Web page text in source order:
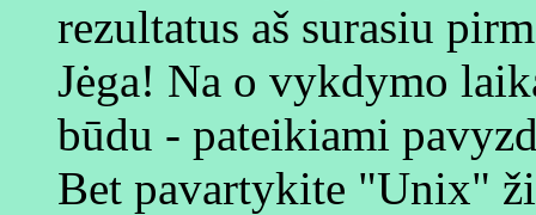
rezultatus aš surasiu
Jėga! Na o vykdymo
būdu - pateikiami
Bet pavartykite "Unix"